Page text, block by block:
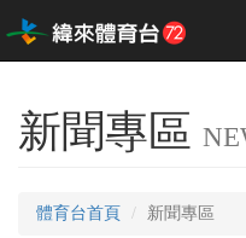
新聞專區
體育台首頁 新聞專區